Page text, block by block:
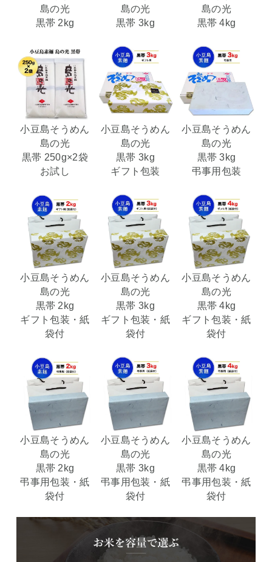
島の光
黒帯 2kg
島の光
黒帯 3kg
島の光
黒帯 4kg
小豆島そうめん
島の光
黒帯 250g×2袋
お試し
小豆島そうめん
島の光
黒帯 3kg
ギフト包装
小豆島そうめん
島の光
黒帯 3kg
弔事用包装
小豆島そうめん
島の光
黒帯 2kg
ギフト包装・紙
袋付
小豆島そうめん
島の光
黒帯 3kg
ギフト包装・紙
袋付
小豆島そうめん
島の光
黒帯 4kg
ギフト包装・紙
袋付
小豆島そうめん
島の光
黒帯 2kg
弔事用包装・紙
袋付
小豆島そうめん
島の光
黒帯 3kg
弔事用包装・紙
袋付
小豆島そうめん
島の光
黒帯 4kg
弔事用包装・紙
袋付